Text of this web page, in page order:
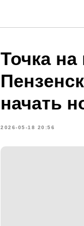
Точка на
начать
2026-05-18 20:56